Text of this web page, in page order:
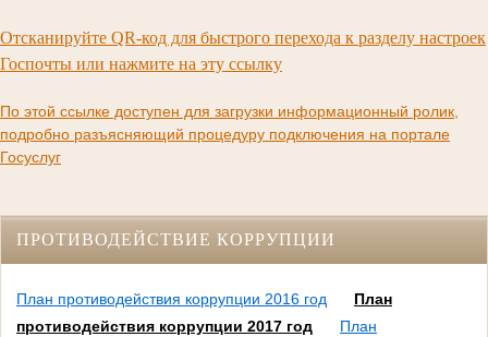
Отсканируйте QR-код для быстрого перехода к разделу настроек
Госпочты или нажмите на эту ссылку
По этой ссылке доступен для загрузки информационный ролик,
подробно разъясняющий процедуру подключения на портале
Госуслуг
ПРОТИВОДЕЙСТВИЕ КОРРУПЦИИ
План противодействия коррупции 2016 год
План
противодействия коррупции 2017 год
План